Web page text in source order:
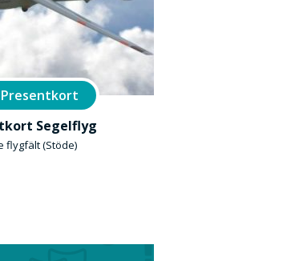
Presentkort
Segelflyg
flygfält (Stöde)